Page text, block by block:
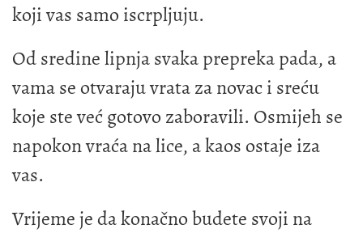
koji vas samo iscrpljuju.
Od sredine lipnja svaka prepreka pada, a
vama se otvaraju vrata za novac i sreću
koje ste već gotovo zaboravili. Osmijeh se
napokon vraća na lice, a kaos ostaje iza
vas.
Vrijeme je da konačno budete svoji na